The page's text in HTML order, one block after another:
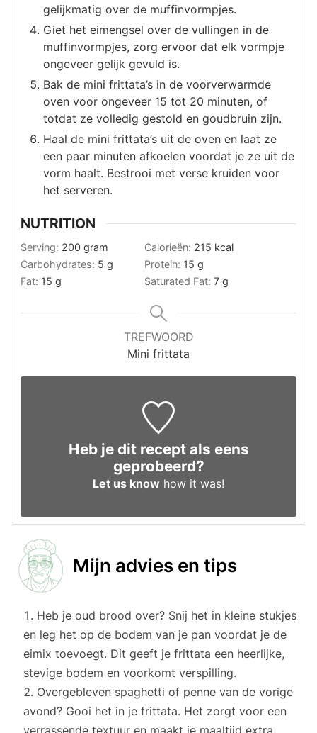
gelijkmatig over de muffinvormpjes.
Giet het eimengsel over de vullingen in de
muffinvormpjes, zorg ervoor dat elk vormpje
ongeveer gelijk gevuld is.
Bak de mini frittata’s in de voorverwarmde
oven voor ongeveer 15 tot 20 minuten, of
totdat ze volledig gestold en goudbruin zijn.
Haal de mini frittata’s uit de oven en laat ze
een paar minuten afkoelen voordat je ze uit de
vorm haalt. Bestrooi met verse kruiden voor
het serveren.
NUTRITION
Serving: 200 gram Calorieën: 215 kcal
Carbohydrates: 5 g Protein: 15 g
Fat: 15 g Saturated Fat: 7 g
TREFWOORD
Mini frittata
Heb je dit recept als eens
geprobeerd?
Let us know how it was!
Mijn advies en tips
Heb je oud brood over? Snij het in kleine stukjes
en leg het op de bodem van je pan voordat je de
eimix toevoegt. Dit geeft je frittata een heerlijke,
stevige bodem en voorkomt verspilling.
Overgebleven spaghetti of penne van de vorige
avond? Gooi het in je frittata. Het zorgt voor een
verrassende textuur en maakt je maaltijd extra